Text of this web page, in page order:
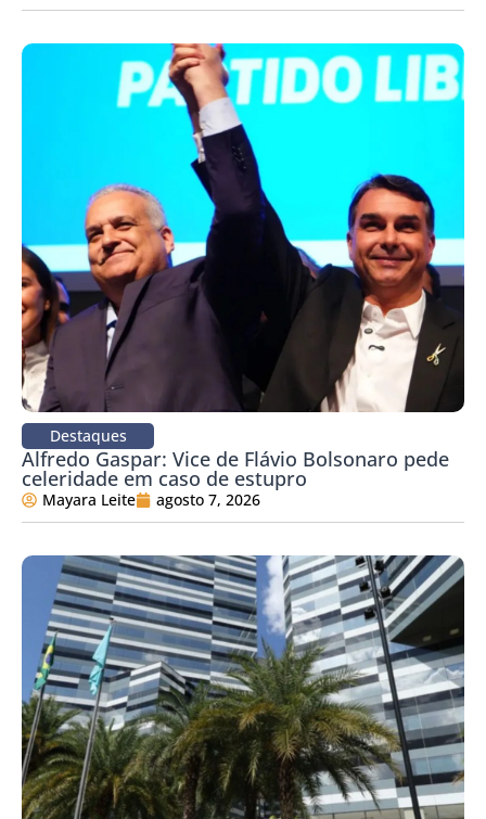
Destaques
Alfredo Gaspar: Vice de Flávio Bolsonaro pede
celeridade em caso de estupro
Mayara Leite agosto 7, 2026